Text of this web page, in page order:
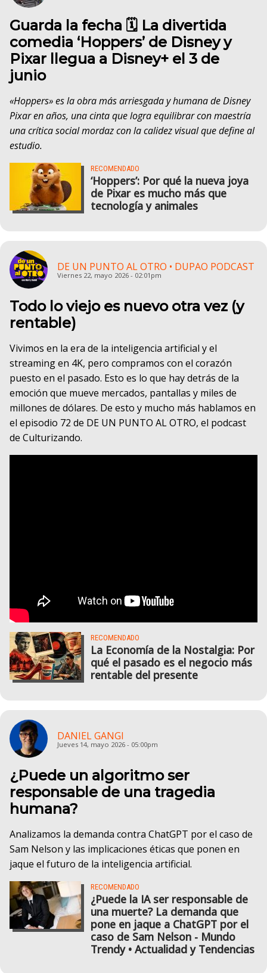
Guarda la fecha 🗓️ La divertida
comedia ‘Hoppers’ de Disney y
Pixar llegua a Disney+ el 3 de
junio
«Hoppers» es la obra más arriesgada y humana de Disney
Pixar en años, una cinta que logra equilibrar con maestría
una crítica social mordaz con la calidez visual que define al
estudio.
RECOMENDADO
‘Hoppers’: Por qué la nueva joya
de Pixar es mucho más que
tecnología y animales
DE UN PUNTO AL OTRO • DUPAO PODCAST
Viernes 22, mayo 2026 - 02:01pm
Todo lo viejo es nuevo otra vez (y
rentable)
Vivimos en la era de la inteligencia artificial y el
streaming en 4K, pero compramos con el corazón
puesto en el pasado. Esto es lo que hay detrás de la
emoción que mueve mercados, pantallas y miles de
millones de dólares. De esto y mucho más hablamos en
el episodio 72 de DE UN PUNTO AL OTRO, el podcast
de Culturizando.
RECOMENDADO
La Economía de la Nostalgia: Por
qué el pasado es el negocio más
rentable del presente
DANIEL GANGI
Jueves 14, mayo 2026 - 05:00pm
¿Puede un algoritmo ser
responsable de una tragedia
humana?
Analizamos la demanda contra ChatGPT por el caso de
Sam Nelson y las implicaciones éticas que ponen en
jaque el futuro de la inteligencia artificial.
RECOMENDADO
¿Puede la IA ser responsable de
una muerte? La demanda que
pone en jaque a ChatGPT por el
caso de Sam Nelson - Mundo
Trendy • Actualidad y Tendencias